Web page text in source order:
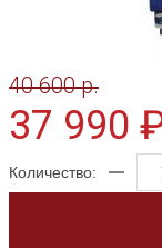
40 600 p.
37 990
Количество: